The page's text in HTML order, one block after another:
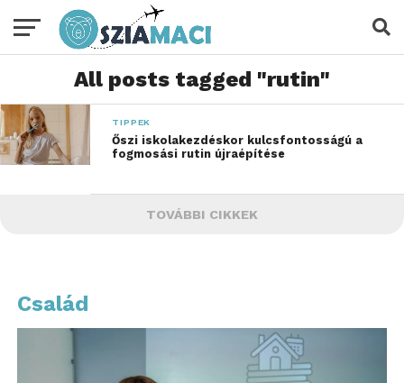
All posts tagged "rutin"
TIPPEK
Őszi iskolakezdéskor kulcsfontosságú a
fogmosási rutin újraépítése
TOVÁBBI CIKKEK
Család